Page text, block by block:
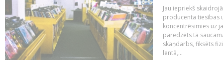
Jau iepriekš
producenta tiesības
koncentrēsimies uz
paredzēts tā
skaņdarbs, fiksēts
lentā,...